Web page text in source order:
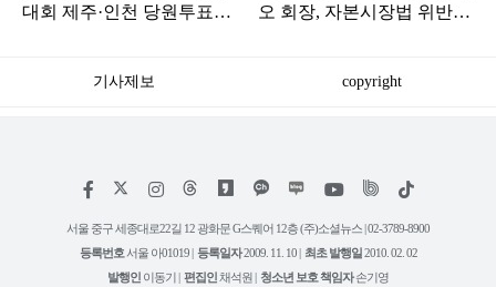
대회 제주·인천 당원투표서
오 회장, 자본시장법 위반
기사제보 copyright
페
스
인
타
램
위
트
유
튜
틱
서울 중구 세종대로22길 12 광화문 G스퀘어 12층 (주)소셜뉴스 | 02-3789-8900
등록번호 서울 아01019 | 등록일자2009. 11. 10 | 최초 발행일2010. 02. 02
발행인 이동기 | 편집인채석원 | 청소년 보호 책임자손기영